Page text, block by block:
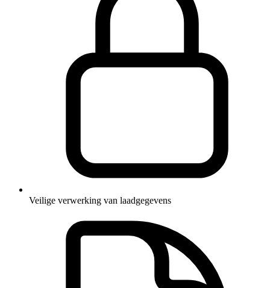
Veilige verwerking van laadgegevens